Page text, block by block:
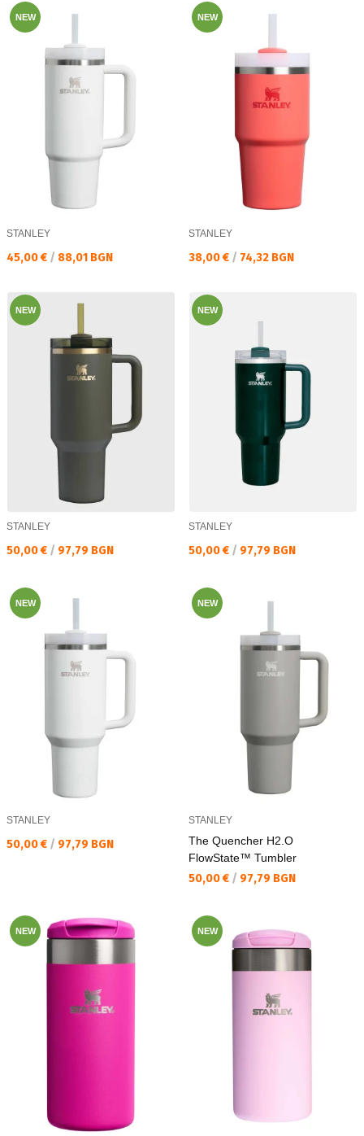
NEW
STANLEY
Текуща цена:
45,00 € / 88,01 BGN
NEW
STANLEY
Текуща цена:
38,00 € / 74,32 BGN
NEW
STANLEY
Текуща цена:
50,00 € / 97,79 BGN
NEW
STANLEY
Текуща цена:
50,00 € / 97,79 BGN
NEW
STANLEY
Текуща цена:
50,00 € / 97,79 BGN
NEW
STANLEY
The Quencher H2.O
FlowState™ Tumbler
Текуща цена:
50,00 € / 97,79 BGN
NEW NEW